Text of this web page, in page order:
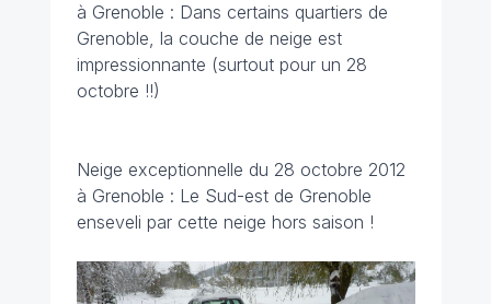
à Grenoble : Dans certains quartiers de
Grenoble, la couche de neige est
impressionnante (surtout pour un 28
octobre !!)
Neige exceptionnelle du 28 octobre 2012
à Grenoble : Le Sud-est de Grenoble
enseveli par cette neige hors saison !